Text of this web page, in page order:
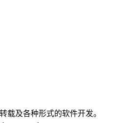
载及各种形式的软件开发。